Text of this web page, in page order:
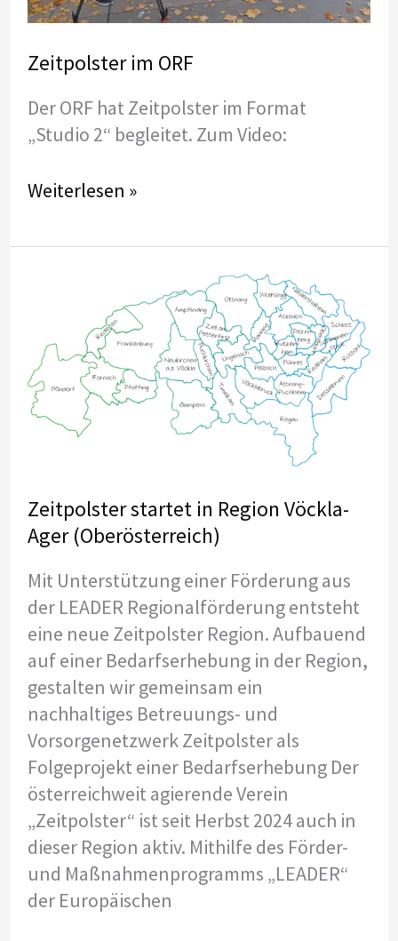
Zeitpolster im ORF
Der ORF hat Zeitpolster im Format
„Studio 2“ begleitet. Zum Video:
Zeitpolster
ORF
Weiterlesen »
Zeitpolster startet in Region Vöckla-
Ager (Oberösterreich)
Mit Unterstützung einer Förderung aus
der LEADER Regionalförderung entsteht
eine neue Zeitpolster Region. Aufbauend
auf einer Bedarfserhebung in der Region,
gestalten wir gemeinsam ein
nachhaltiges Betreuungs- und
Vorsorgenetzwerk Zeitpolster als
Folgeprojekt einer Bedarfserhebung Der
österreichweit agierende Verein
„Zeitpolster“ ist seit Herbst 2024 auch in
dieser Region aktiv. Mithilfe des Förder-
und Maßnahmenprogramms „LEADER“
der Europäischen